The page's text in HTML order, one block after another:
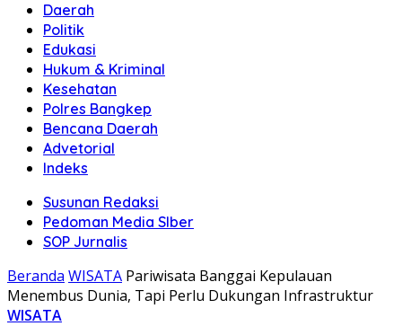
Daerah
Politik
Edukasi
Hukum & Kriminal
Kesehatan
Polres Bangkep
Bencana Daerah
Advetorial
Indeks
Susunan Redaksi
Pedoman Media SIber
SOP Jurnalis
Beranda WISATA Pariwisata Banggai Kepulauan
Menembus Dunia, Tapi Perlu Dukungan Infrastruktur
WISATA